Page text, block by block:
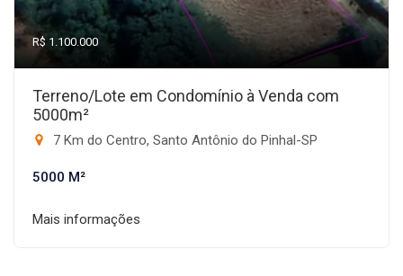
R$ 1.100.000
Terreno/Lote em Condomínio à Venda com
5000m²
7 Km do Centro, Santo Antônio do Pinhal-SP
5000 M²
Mais informações